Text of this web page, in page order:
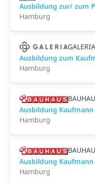
Ausbildung zur/ zum
Hamburg
Ausbildung zum
Hamburg
Ausbildung
Hamburg
Ausbildung
Hamburg